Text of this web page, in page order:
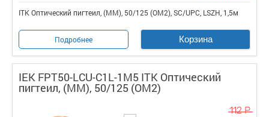
ITK Оптический пигтеил, (MM), 50/125 (OM2), SC/UPC, LSZH, 1,5м
Подробнее Корзина
IEK FPT50-LCU-C1L-1M5 ITK Оптический
пигтеил, (MM), 50/125 (OM2)
112 Р